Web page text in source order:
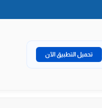
تحميل التطبيق الآن